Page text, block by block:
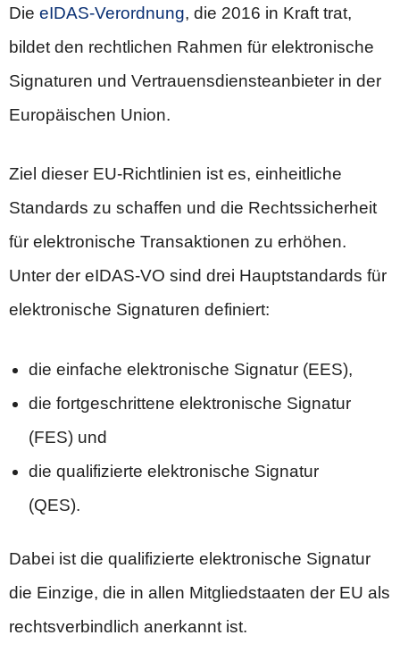
Die eIDAS-Verordnung, die 2016 in Kraft trat,
bildet den rechtlichen Rahmen für elektronische
Signaturen und Vertrauensdiensteanbieter in der
Europäischen Union.
Ziel dieser EU-Richtlinien ist es, einheitliche
Standards zu schaffen und die Rechtssicherheit
für elektronische Transaktionen zu erhöhen.
Unter der eIDAS-VO sind drei Hauptstandards für
elektronische Signaturen definiert:
die einfache elektronische Signatur (EES),
die fortgeschrittene elektronische Signatur
(FES) und
die qualifizierte elektronische Signatur
(QES).
Dabei ist die qualifizierte elektronische Signatur
die Einzige, die in allen Mitgliedstaaten der EU als
rechtsverbindlich anerkannt ist.